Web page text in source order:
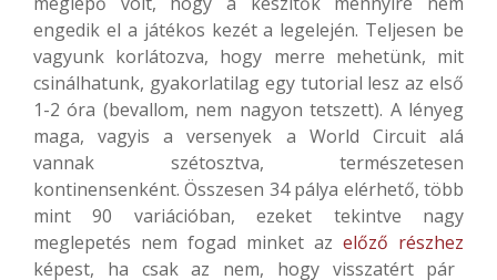
engedik el a játékos kezét a legelején. Teljesen be
vagyunk korlátozva, hogy merre mehetünk, mit
csinálhatunk, gyakorlatilag egy tutorial lesz az első
1-2 óra (bevallom, nem nagyon tetszett). A lényeg
maga, vagyis a versenyek a World Circuit alá
vannak szétosztva, természetesen
kontinensenként. Összesen 34 pálya elérhető, több
mint 90 variációban, ezeket tekintve nagy
meglepetés nem fogad minket az előző részhez
képest, ha csak az nem, hogy visszatért pár